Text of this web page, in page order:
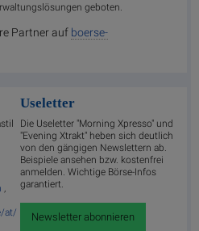
geboten.
Partner auf boerse-
,
at/
Useletter
Die Useletter "Morning Xpresso" und
"Evening Xtrakt" heben sich deutlich
von den gängigen Newslettern ab.
Beispiele ansehen bzw. kostenfrei
anmelden. Wichtige Börse-Infos
garantiert.
Newsletter abonnieren